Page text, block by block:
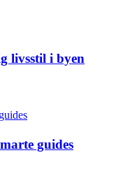
livsstil i byen
guides